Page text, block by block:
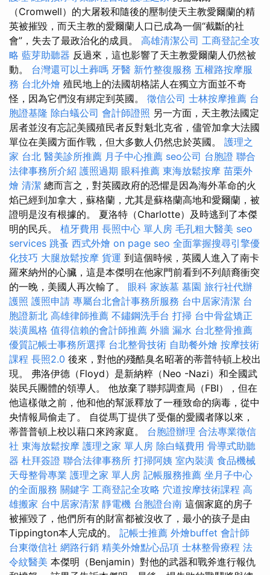
（Cromwell）的大屠殺和隨後的壓制使天主教愛爾蘭的精
英被摧毀，而天主教的愛爾蘭人口已成為一個“截斷的社
會”，失去了最政治化的成員。 高雄清潔公司 工商登記全攻
略 藍芽助聽器 反過來，這也影響了天主教愛爾蘭人仍​​然被
動。 台灣還可以土葬嗎 牙醫 新竹整復服務 五權路按摩服
務 台北外燴 殖民地上的法國胡格諾人在獨立方面並不奇
怪，因為它們沒有綁定到英國。 徵信公司 士林按摩推薦 台
胞證基隆 除白蟻公司 會計師證照 另一方面，天主教法國定
居者並沒有忘記美國殖民者反對魁北克省，儘管加拿大法國
單位在美國方面作戰，但大多數人仍然忠於英國。 護理之
家 台北 醫美診所推薦 月子中心推薦 seo公司 台胞證 聯合
法律事務所介紹 護照過期 眼科推薦 東海放鬆按摩 苗栗外
燴 清潔 總而言之，對英國政府的恐懼是因為海外革命的火
焰已經到加拿大，蘇格蘭，尤其是蘇格蘭高地和愛爾蘭，被
證明是沒有根據的。 夏洛特（Charlotte）及時逃到了本傑
明的民兵。 植牙費用 長照中心 單人房 毛孔粗大醫美 seo
services 跳蚤 西式外燴 on page seo 全面掌握搜尋引擎優
化技巧 大腿放鬆按摩 貨運 到這個時候，英國人進入了南卡
羅來納州的心臟，這是本傑明在他家門前看到不列顛裔衝突
的一晚，美國人再次輸了。 眼科 家族墓 墓園 旅行社代辦
護照 護照申請 專屬台北會計事務所服務 台中居家清潔 台
胞證新北 高雄律師推薦 不鏽鋼洗手台 打掃 台中骨盆矯正
裝潢風格 值得信賴的會計師推薦 外牆 漏水 台北整骨推薦
優質記帳士事務所選擇 台北整骨技術 自助餐外燴 按摩技術
課程 長照2.0 後來，對他的殘酷臭名昭著的蒂普特頓上校出
現。 弗洛伊德（Floyd）是新納粹（Neo -Nazi）和全國武
裝民兵團體的領導人。 他放棄了聯邦調查局（FBI），但在
他這樣做之前，他和他的幫派釋放了一種致命的病毒，從中
央情報局偷走了。 自從馬丁提供了受傷的愛國者隊以來，
蒂普普頓上校以藉口來跨家庭。 台胞證辦理 合法專業徵信
社 東海放鬆按摩 護理之家 單人房 除白蟻費用 骨導式助聽
器 杜拜簽證 聯合法律事務所 打掃阿姨 室內裝潢 食品機械
天母整骨專業 護理之家 單人房 記帳服務推薦 坐月子中心
的全面服務 關鍵字 工商登記全攻略 穴道按摩技術課程 高
雄搬家 台中居家清潔 靜電機 台胞證台南 這個家庭的房子
被摧毀了，他們所有的財富都被沒收了，最小的孩子是由
Tippington本人完成的。 記帳士推薦 外燴buffet 會計師
台東徵信社 網路行銷 精美外燴點心品項 士林整骨療程 法
令紋醫美 本傑明（Benjamin）對他的武器和戰斧進行報仇